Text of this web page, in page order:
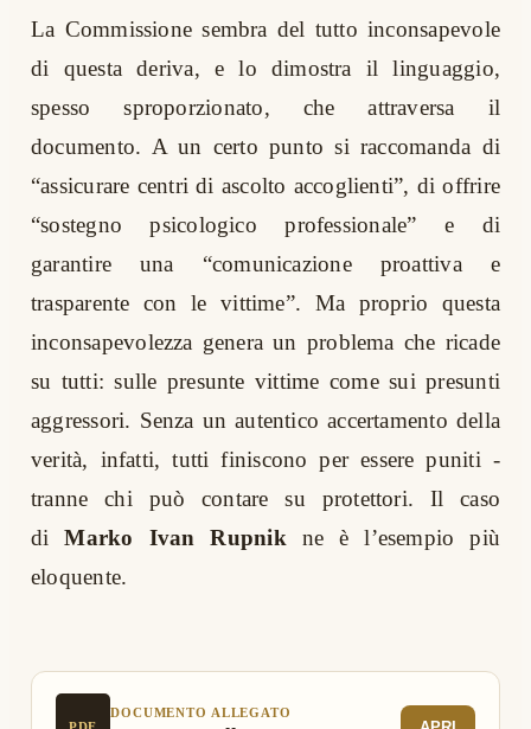
La Commissione sembra del tutto inconsapevole
di questa deriva, e lo dimostra il linguaggio,
spesso sproporzionato, che attraversa il
documento. A un certo punto si raccomanda di
“assicurare centri di ascolto accoglienti”, di offrire
“sostegno psicologico professionale” e di
garantire una “comunicazione proattiva e
trasparente con le vittime”. Ma proprio questa
inconsapevolezza genera un problema che ricade
su tutti: sulle presunte vittime come sui presunti
aggressori. Senza un autentico accertamento della
verità, infatti, tutti finiscono per essere puniti -
tranne chi può contare su protettori. Il caso
di
Marko Ivan Rupnik
ne è l’esempio più
eloquente.
DOCUMENTO ALLEGATO